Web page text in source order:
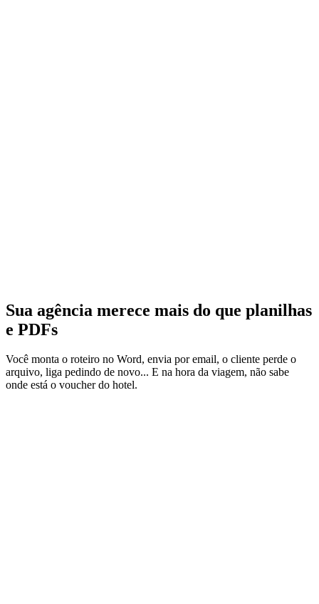
Sua agência merece mais do que planilhas
e PDFs
Você monta o roteiro no Word, envia por email, o cliente perde o
arquivo, liga pedindo de novo... E na hora da viagem, não sabe
onde está o voucher do hotel.